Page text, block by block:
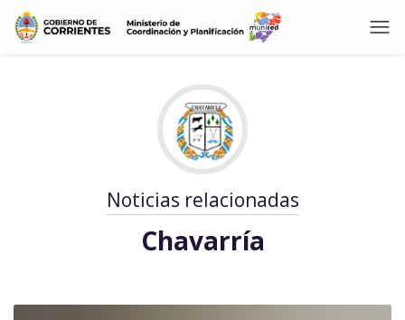
Noticias relacionadas
Chavarría